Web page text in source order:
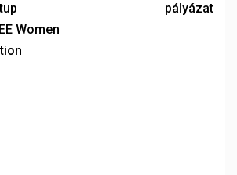
Women
pályázat